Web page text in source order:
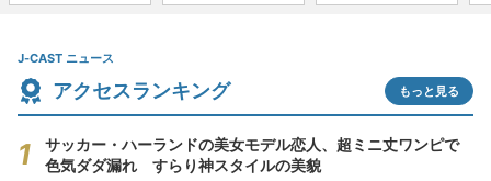
J-CAST ニュース
アクセスランキング もっと見る
サッカー・ハーランドの美女モデル恋人、超ミニ丈ワンピで
色気ダダ漏れ すらり神スタイルの美貌